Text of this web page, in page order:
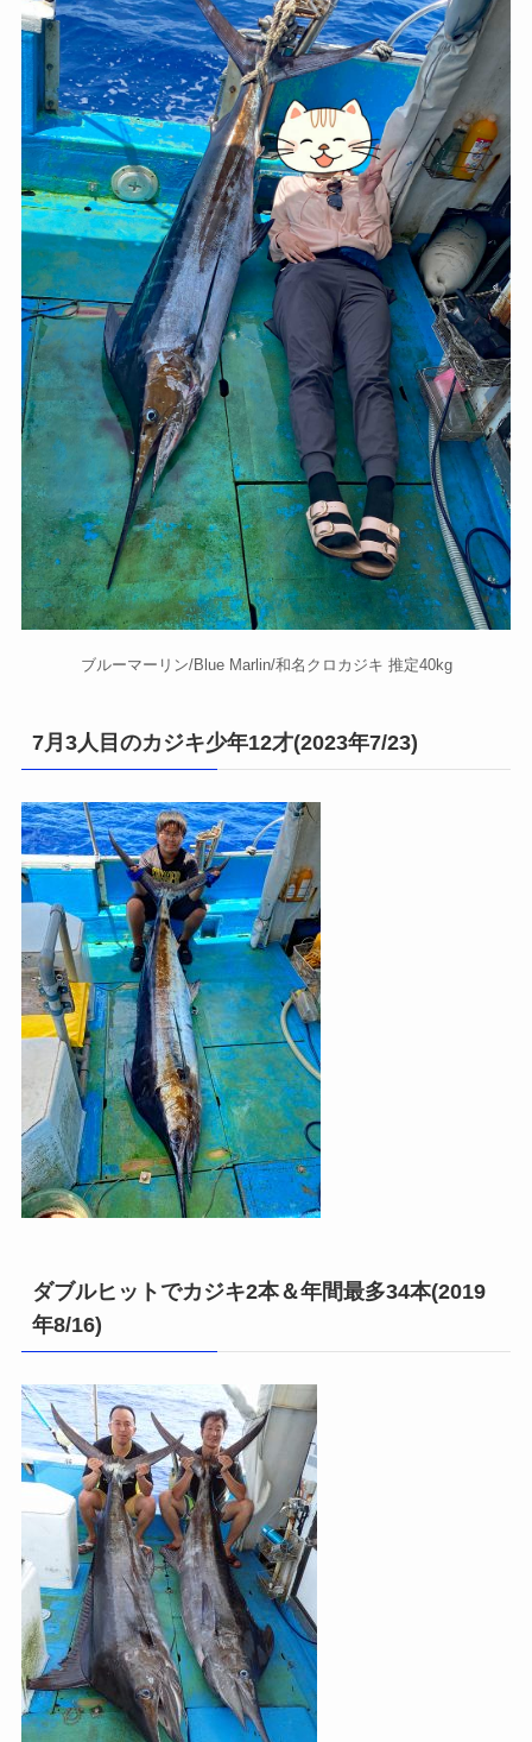
ブルーマーリン/Blue Marlin/和名クロカジキ 推定40kg
7月3人目のカジキ少年12才(2023年7/23)
ダブルヒットでカジキ2本＆年間最多34本(2019
年8/16)